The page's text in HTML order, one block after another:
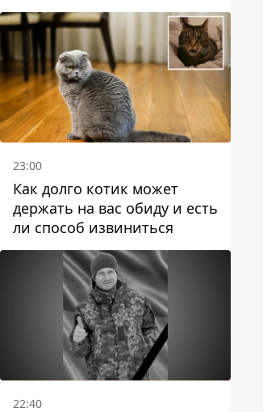
23:00
Как долго котик может
держать на вас обиду и есть
ли способ извиниться
22:40